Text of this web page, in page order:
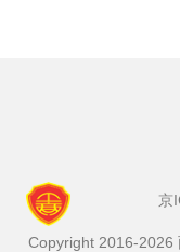
京
Copyright 2016-2026